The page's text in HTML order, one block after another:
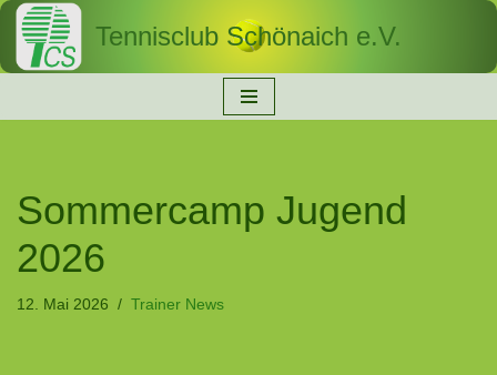
Zum
Tennisclub Schönaich e.V.
Sommercamp Jugend
2026
12. Mai 2026 Trainer News